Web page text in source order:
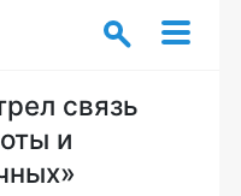
связь
и